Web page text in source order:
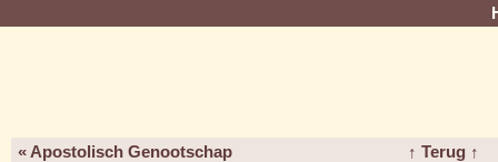
« Apostolisch Genootschap ↑ Terug ↑